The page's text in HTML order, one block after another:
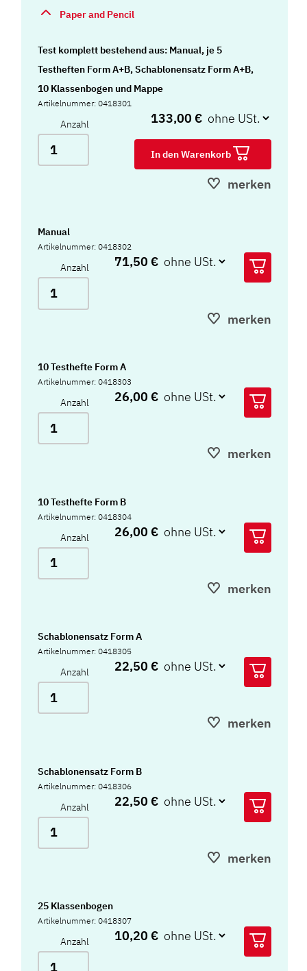
Paper and Pencil
Test komplett bestehend aus: Manual, je 5
Testheften Form A+B, Schablonensatz Form A+B,
10 Klassenbogen und Mappe
Artikelnummer: 0418301
Anzahl 133,00 €
In den Warenkorb
merken
Manual
Artikelnummer: 0418302
Anzahl 71,50 €
merken
10 Testhefte Form A
Artikelnummer: 0418303
Anzahl 26,00 €
merken
10 Testhefte Form B
Artikelnummer: 0418304
Anzahl 26,00 €
merken
Schablonensatz Form A
Artikelnummer: 0418305
Anzahl 22,50 €
merken
Schablonensatz Form B
Artikelnummer: 0418306
Anzahl 22,50 €
merken
25 Klassenbogen
Artikelnummer: 0418307
Anzahl 10,20 €